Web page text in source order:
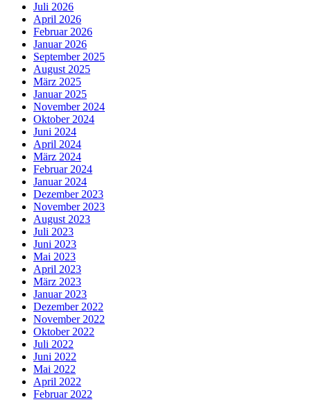
Juli 2026
April 2026
Februar 2026
Januar 2026
September 2025
August 2025
März 2025
Januar 2025
November 2024
Oktober 2024
Juni 2024
April 2024
März 2024
Februar 2024
Januar 2024
Dezember 2023
November 2023
August 2023
Juli 2023
Juni 2023
Mai 2023
April 2023
März 2023
Januar 2023
Dezember 2022
November 2022
Oktober 2022
Juli 2022
Juni 2022
Mai 2022
April 2022
Februar 2022